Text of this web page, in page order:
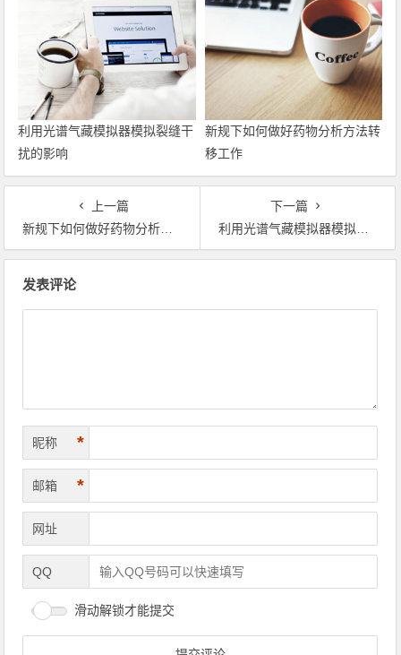
利用光谱气藏模拟器模拟裂缝干
扰的影响
新规下如何做好药物分析方法转
移工作
上一篇
新规下如何做好药物分析方法转移工作
下一篇
利用光谱气藏模拟器模拟裂缝干扰的影响
发表评论
昵称 *
邮箱 *
网址
QQ
滑动解锁才能提交